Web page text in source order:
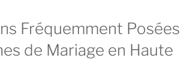
Fréquemment Posées
de Mariage en Haute